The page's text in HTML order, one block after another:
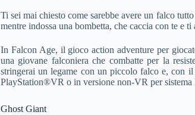
Ti sei mai chiesto come sarebbe avere un falco
mentre indossa una bombetta, che caccia con te e
In Falcon Age, il gioco action adventure per
una giovane falconiera che combatte per la
stringerai un legame con un piccolo falco e, con
PlayStation®VR o in versione non-VR per
Ghost Giant